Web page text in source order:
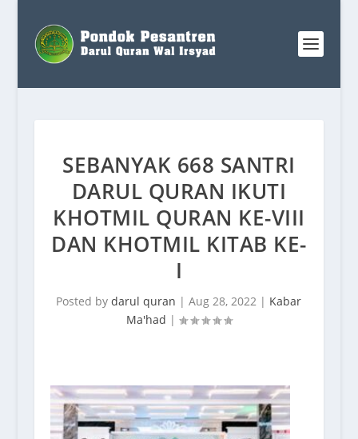
SEBANYAK 668 SANTRI
DARUL QURAN IKUTI
KHOTMIL QURAN KE-VIII
DAN KHOTMIL KITAB KE-
I
Posted bydarul quran |Aug 28, 2022 | Kabar
Ma'had |